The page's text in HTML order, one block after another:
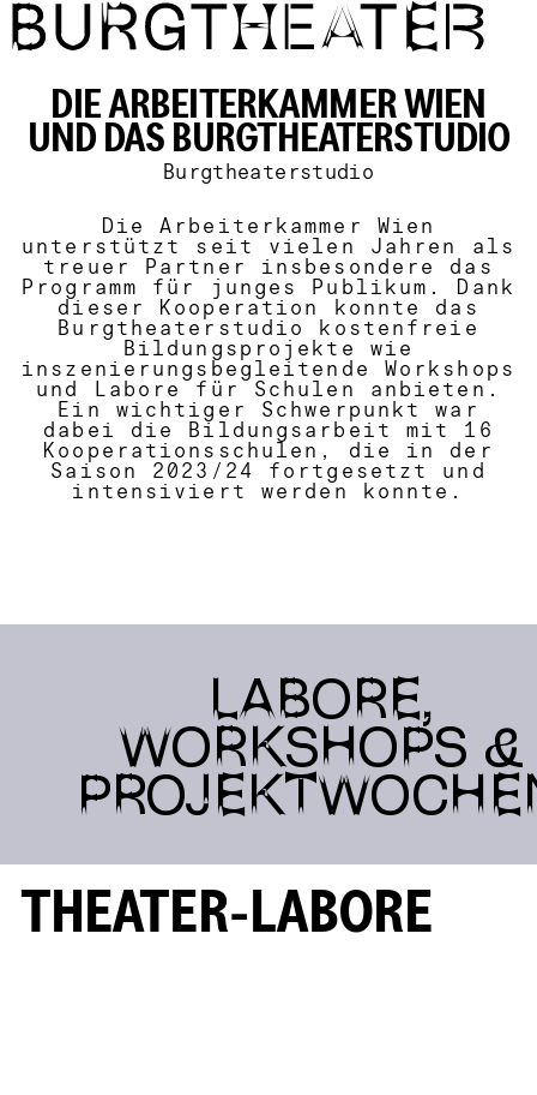
Direkt zum Inhalt
DIE ARBEITERKAMMER WIEN
UND DAS BURGTHEATERSTUDIO
Burgtheaterstudio
Die Arbeiterkammer Wien
unterstützt seit vielen Jahren als
treuer Partner insbesondere das
Programm für junges Publikum. Dank
dieser Kooperation konnte das
Burgtheaterstudio kostenfreie
Bildungsprojekte wie
inszenierungsbegleitende Workshops
und Labore für Schulen anbieten.
Ein wichtiger Schwerpunkt war
dabei die Bildungsarbeit mit 16
Kooperationsschulen, die in der
Saison 2023/24 fortgesetzt und
intensiviert werden konnte.
LABORE,
WORKSHOPS &
THEATER-LABORE